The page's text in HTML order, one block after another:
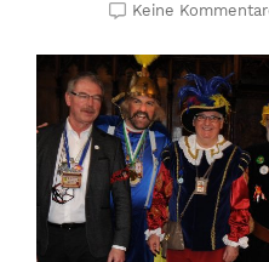
Keine